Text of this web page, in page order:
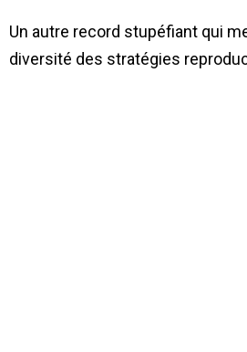
Un autre record stupéfiant qui
diversité des stratégies